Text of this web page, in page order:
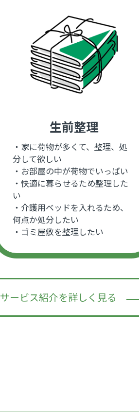
生前整理
・家に荷物が多くて、整理、処
分して欲しい
・お部屋の中が荷物でいっぱい
・快適に暮らせるため整理した
い
・介護用ベッドを入れるため、
何点か処分したい
・ゴミ屋敷を整理したい
サービス紹介を詳しく見る